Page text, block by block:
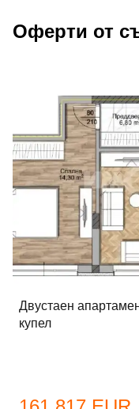
Оферти от
Двустаен
купел